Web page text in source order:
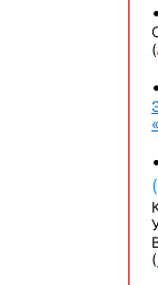
•
(
•
•
(